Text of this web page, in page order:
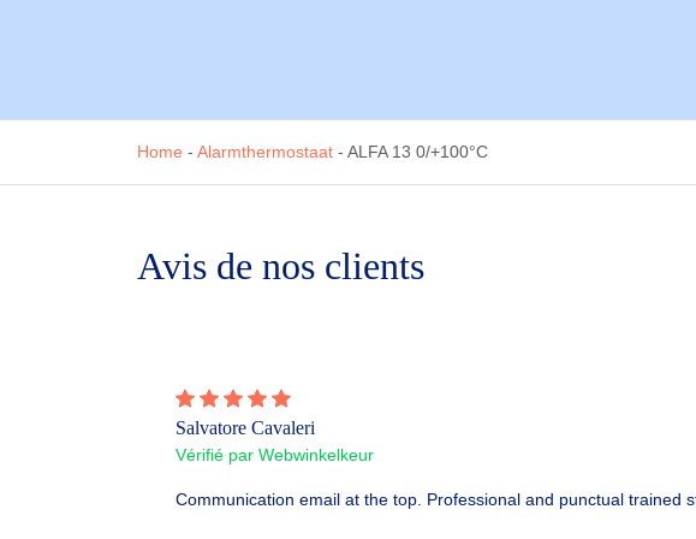
Home - Alarmthermostaat - ALFA 13 0/+100°C
Avis de nos clients
Salvatore Cavaleri
Vérifié par Webwinkelkeur
Communication email at the top. Professional and punctual trained